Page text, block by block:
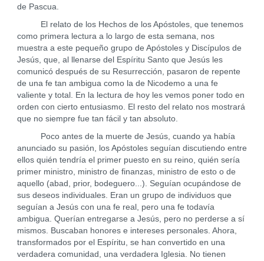
de Pascua.
El relato de los Hechos de los Apóstoles, que tenemos
como primera lectura a lo largo de esta semana, nos
muestra a este pequeño grupo de Apóstoles y Discípulos de
Jesús, que, al llenarse del Espíritu Santo que Jesús les
comunicó después de su Resurrección, pasaron de repente
de una fe tan ambigua como la de Nicodemo a una fe
valiente y total. En la lectura de hoy les vemos poner todo en
orden con cierto entusiasmo. El resto del relato nos mostrará
que no siempre fue tan fácil y tan absoluto.
Poco antes de la muerte de Jesús, cuando ya había
anunciado su pasión, los Apóstoles seguían discutiendo entre
ellos quién tendría el primer puesto en su reino, quién sería
primer ministro, ministro de finanzas, ministro de esto o de
aquello (abad, prior, bodeguero...). Seguían ocupándose de
sus deseos individuales. Eran un grupo de individuos que
seguían a Jesús con una fe real, pero una fe todavía
ambigua. Querían entregarse a Jesús, pero no perderse a sí
mismos. Buscaban honores e intereses personales. Ahora,
transformados por el Espíritu, se han convertido en una
verdadera comunidad, una verdadera Iglesia. No tienen